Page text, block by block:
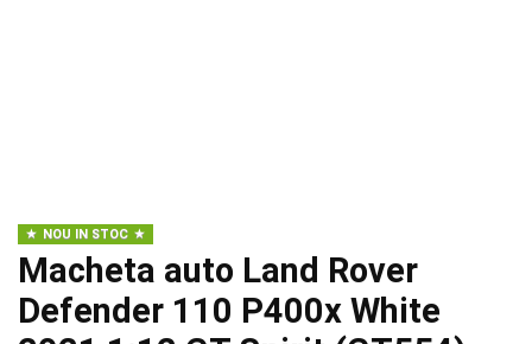
NOU IN STOC
Macheta auto Land Rover
Defender 110 P400x White